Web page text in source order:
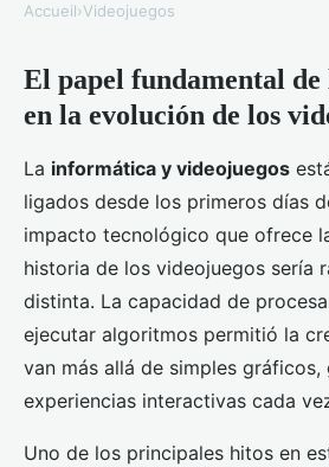
VIDEOJUEGOS
La Informática
el Universo de los
admin•20 septiembre 2025•4 min de
Accueil›Videojuegos
El papel fundamental
en la evolución de los
La informática y videojuegos
ligados desde los primeros días
impacto tecnológico que ofrece
historia de los videojuegos sería
distinta. La capacidad de
ejecutar algoritmos permitió la
van más allá de simples gráficos,
experiencias interactivas cada
Uno de los principales hitos en